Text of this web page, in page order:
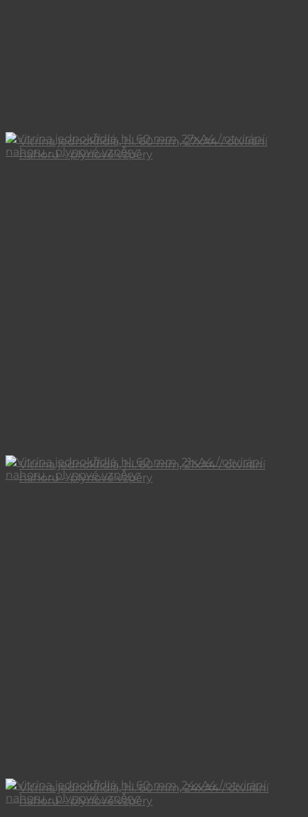
Vitrína jednokřídlá, hl. 60 mm, 27xA4 / otvírání
nahoru – plynové vzpěry
Vitrína jednokřídlá, hl. 60 mm, 21xA4 / otvírání
nahoru – plynové vzpěry
Vitrína jednokřídlá, hl. 60 mm, 24xA4 / otvírání
nahoru – plynové vzpěry